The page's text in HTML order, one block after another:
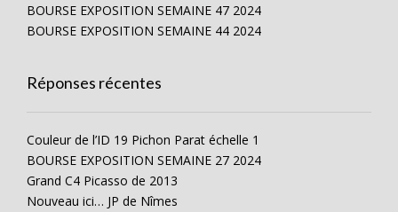
BOURSE EXPOSITION SEMAINE 47 2024
BOURSE EXPOSITION SEMAINE 44 2024
Réponses récentes
Couleur de l’ID 19 Pichon Parat échelle 1
BOURSE EXPOSITION SEMAINE 27 2024
Grand C4 Picasso de 2013
Nouveau ici… JP de Nîmes